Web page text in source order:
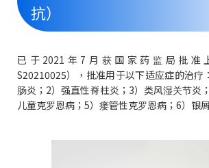
抗）
已于2021年7月获国家药监局批准
S20210025），批准用于以下适应症的治疗
肠炎；2）强直性脊柱炎；3）类风湿关节炎
儿童克罗恩病；5）瘘管性克罗恩病；6）银